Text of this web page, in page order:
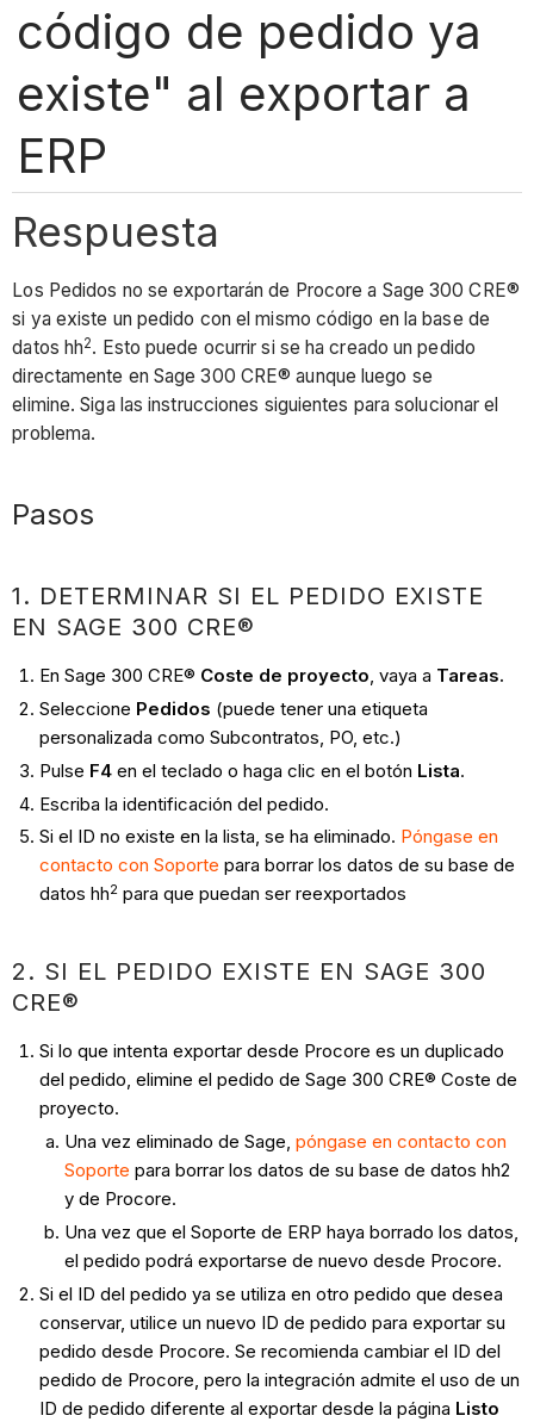
código de pedido ya
existe" al exportar a
ERP
Respuesta
Los Pedidos no se exportarán de Procore a Sage 300 CRE®
si ya existe un pedido con el mismo código en la base de
datos hh2. Esto puede ocurrir si se ha creado un pedido
directamente en Sage 300 CRE® aunque luego se
elimine. Siga las instrucciones siguientes para solucionar el
problema.
Pasos
1. DETERMINAR SI EL PEDIDO EXISTE
EN SAGE 300 CRE®
En Sage 300 CRE® Coste de proyecto, vaya a Tareas.
Seleccione Pedidos (puede tener una etiqueta
personalizada como Subcontratos, PO, etc.)
Pulse F4en el teclado o haga clic en el botón Lista.
Escriba la identificación del pedido.
Si el ID no existe en la lista, se ha eliminado. Póngase en
contacto con Soporte para borrar los datos de su base de
datos hh2para que puedan ser reexportados
2. SI EL PEDIDO EXISTE EN SAGE 300
CRE®
Si lo que intenta exportar desde Procore es un duplicado
del pedido, elimine el pedido de Sage 300 CRE® Coste de
proyecto.
Una vez eliminado de Sage, póngase en contacto con
Soporte para borrar los datos de su base de datos hh2
y de Procore.
Una vez que el Soporte de ERP haya borrado los datos,
el pedido podrá exportarse de nuevo desde Procore.
Si el ID del pedido ya se utiliza en otro pedido que desea
conservar, utilice un nuevo ID de pedido para exportar su
pedido desde Procore. Se recomienda cambiar el ID del
pedido de Procore, pero la integración admite el uso de un
ID de pedido diferente al exportar desde la página Listo